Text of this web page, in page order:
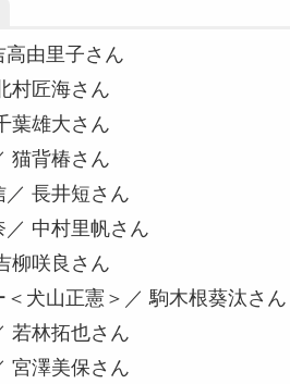
高由里子さん
村匠海さん
葉雄大さん
猫背椿さん
／ 長井短さん
／ 中村里帆さん
柳咲良さん
＜犬山正憲＞／ 駒木根葵汰さん
若林拓也さん
宮澤美保さん